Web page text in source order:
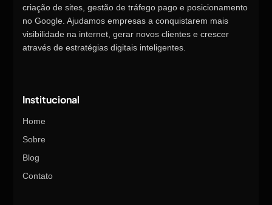
criação de sites, gestão de tráfego pago e posicionamento
no Google. Ajudamos empresas a conquistarem mais
visibilidade na internet, gerar novos clientes e crescer
através de estratégias digitais inteligentes.
Institucional
Home
Sobre
Blog
Contato